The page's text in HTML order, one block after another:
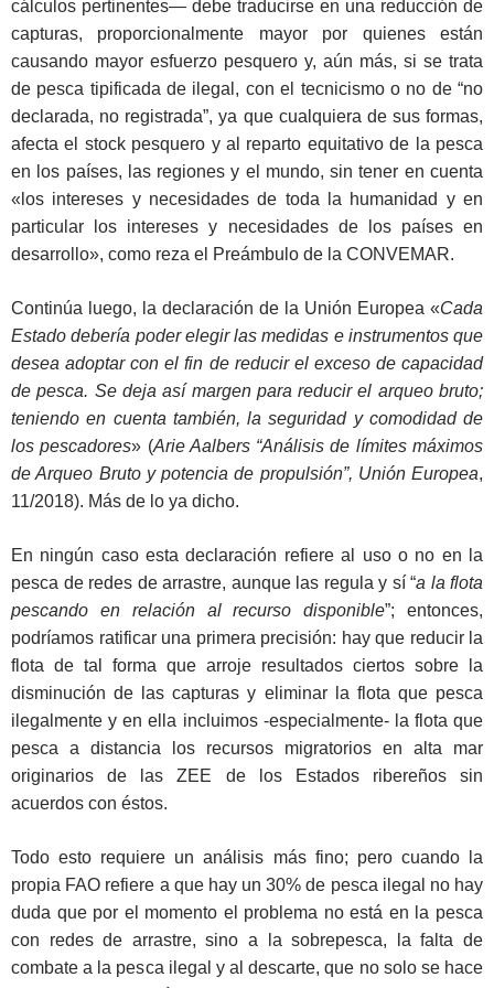
cálculos pertinentes— debe traducirse en una reducción de
capturas, proporcionalmente mayor por quienes están
causando mayor esfuerzo pesquero y, aún más, si se trata
de pesca tipificada de ilegal, con el tecnicismo o no de “no
declarada, no registrada”, ya que cualquiera de sus formas,
afecta el stock pesquero y al reparto equitativo de la pesca
en los países, las regiones y el mundo, sin tener en cuenta
«los intereses y necesidades de toda la humanidad y en
particular los intereses y necesidades de los países en
desarrollo», como reza el Preámbulo de la CONVEMAR.
Continúa luego, la declaración de la Unión Europea «Cada
Estado debería poder elegir las medidas e instrumentos que
desea adoptar con el fin de reducir el exceso de capacidad
de pesca. Se deja así margen para reducir el arqueo bruto;
teniendo en cuenta también, la seguridad y comodidad de
los pescadores» (Arie Aalbers “Análisis de límites máximos
de Arqueo Bruto y potencia de propulsión”, Unión Europea,
11/2018). Más de lo ya dicho.
En ningún caso esta declaración refiere al uso o no en la
pesca de redes de arrastre, aunque las regula y sí “a la flota
pescando en relación al recurso disponible”; entonces,
podríamos ratificar una primera precisión: hay que reducir la
flota de tal forma que arroje resultados ciertos sobre la
disminución de las capturas y eliminar la flota que pesca
ilegalmente y en ella incluimos -especialmente- la flota que
pesca a distancia los recursos migratorios en alta mar
originarios de las ZEE de los Estados ribereños sin
acuerdos con éstos.
Todo esto requiere un análisis más fino; pero cuando la
propia FAO refiere a que hay un 30% de pesca ilegal no hay
duda que por el momento el problema no está en la pesca
con redes de arrastre, sino a la sobrepesca, la falta de
combate a la pesca ilegal y al descarte, que no solo se hace